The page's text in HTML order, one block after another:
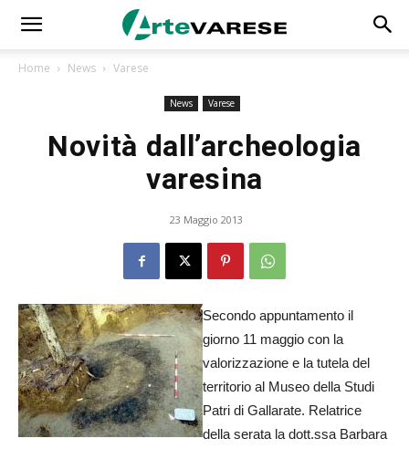
Home News Varese
News Varese
Novità dall’archeologia
varesina
23 Maggio 2013
Secondo appuntamento il
giorno 11 maggio con la
valorizzazione e la tutela del
territorio al Museo della Studi
Patri di Gallarate. Relatrice
della serata la dott.ssa Barbara